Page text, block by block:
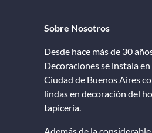
Sobre Nosotros
Desde hace más de 30
Decoraciones se instala
Ciudad de Buenos Aires
lindas en decoración del
tapicería.
Además de la